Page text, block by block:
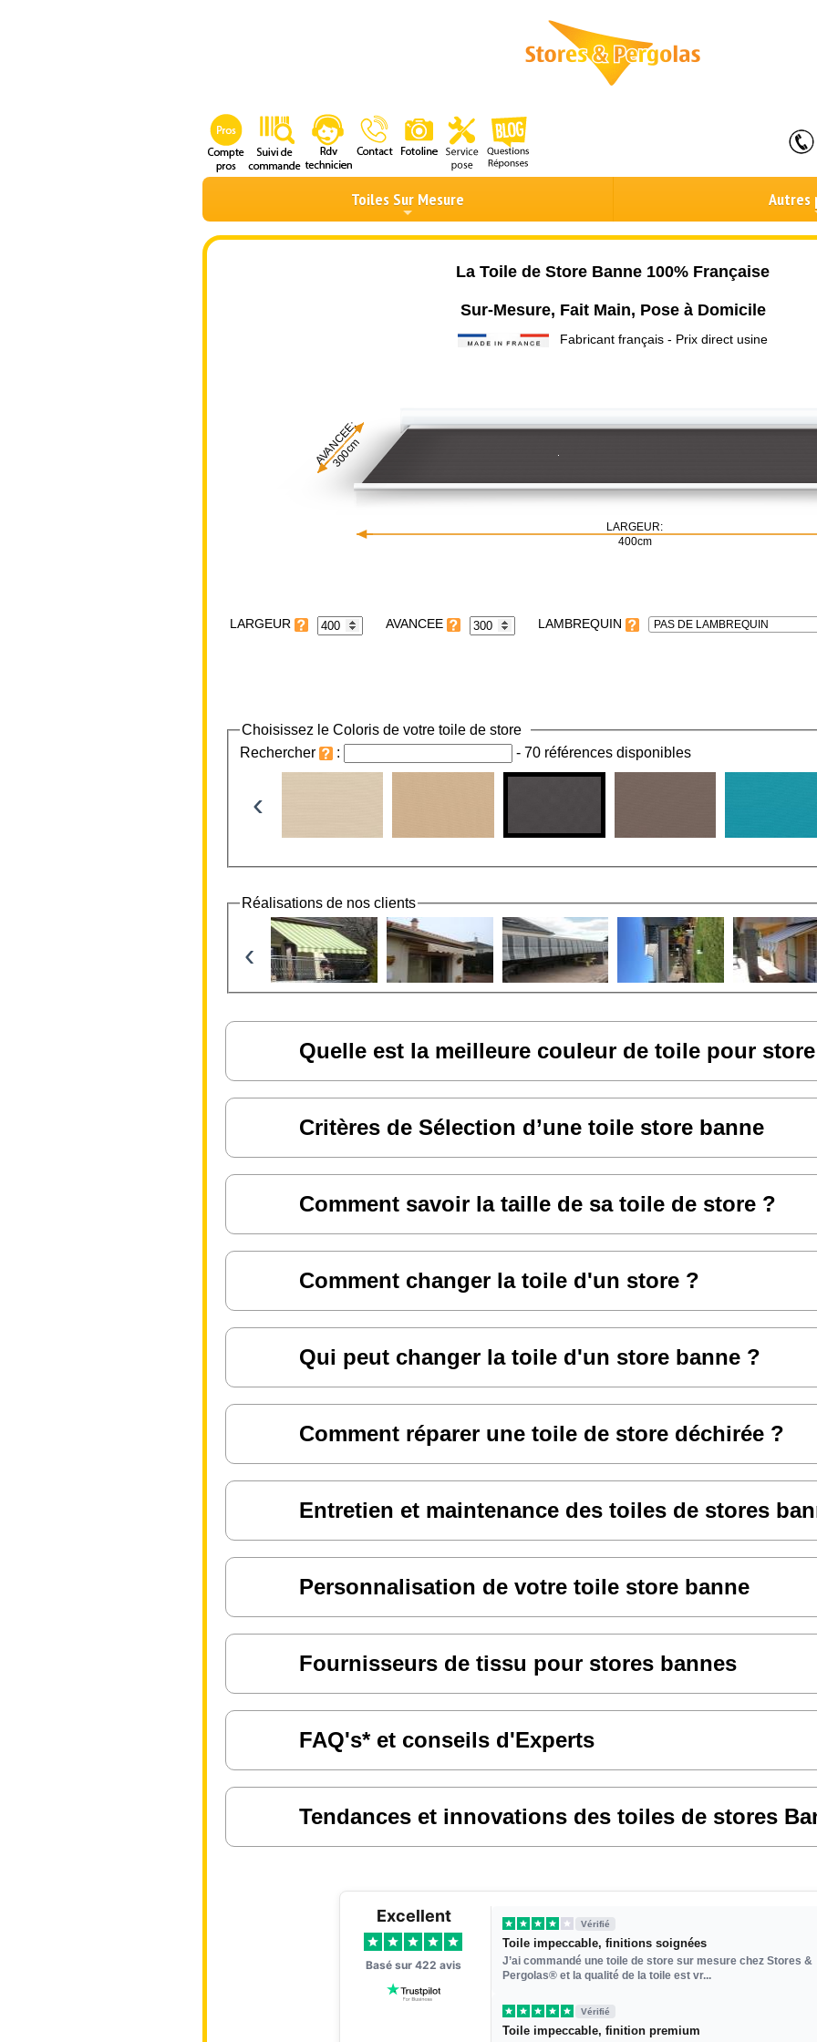
Toiles Sur Mesure Autres
La Toile de Store Banne 100% Française
Sur-Mesure, Fait Main, Pose à Domicile
Fabricant français - Prix direct usine
LARGEUR:
400cm
AVANCEE:
300cm
LARGEUR LAMBREQUIN PAS DE LAMBREQUIN
Choisissez le Coloris de votre toile de store
Rechercher
: - 70 références disponibles
‹
Réalisations de nos clients
‹
Quelle est la meilleure couleur de toile pour
Critères de Sélection d’une toile store banne
Comment savoir la taille de sa toile de store ?
Comment changer la toile d'un store ?
Qui peut changer la toile d'un store banne ?
Comment réparer une toile de store déchirée ?
Entretien et maintenance des toiles de stores
Personnalisation de votre toile store banne
Fournisseurs de tissu pour stores bannes
FAQ's* et conseils d'Experts
Tendances et innovations des toiles de stores
Excellent
Basé sur 422 avis
Vérifié
Toile impeccable, finitions soignées
J’ai commandé une toile de store sur mesure chez Stores &
Pergolas® et la qualité de la toile est vr...
Vérifié
Toile impeccable, finition premium